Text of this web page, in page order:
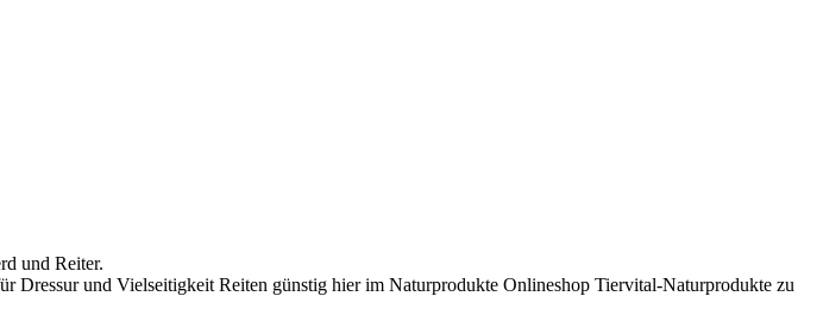
und Reiter.
Dressur und Vielseitigkeit Reiten günstig hier im Naturprodukte Onlineshop Tiervital-Naturprodukte zu